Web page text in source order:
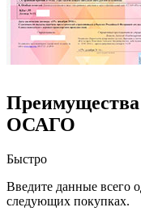
Преимущества
ОСАГО
Быстро
Введите данные всего
следующих покупках.